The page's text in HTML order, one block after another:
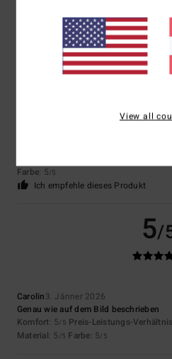
5
geschnitten, aber für diejenigen, die
Farbe: 5/5
Ich empfehle dieses Produkt
5/
Carolin3. Jänner 2026
Genau wie auf dem Bild beschrieben
Komfort: 5/5 Preis-Leistungs-Verhältnis
Material: 5 /5 Farbe: 5/5
View all